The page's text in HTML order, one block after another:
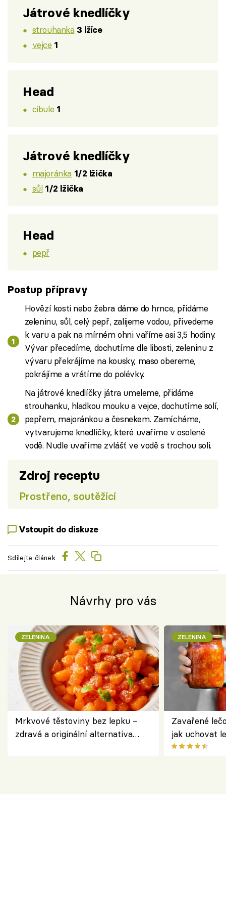
Játrové knedlíčky
strouhanka 3 lžíce
vejce 1
Head
cibule 1
Játrové knedlíčky
majoránka 1/2 lžička
sůl 1/2 lžička
Head
pepř
Postup přípravy
Hovězí kosti nebo žebra dáme do hrnce, přidáme
zeleninu, sůl, celý pepř, zalijeme vodou, přivedeme
k varu a pak na mírném ohni vaříme asi 3,5 hodiny.
Vývar přecedíme, dochutíme dle libosti, zeleninu z
vývaru překrájíme na kousky, maso obereme,
pokrájíme a vrátíme do polévky.
Na játrové knedlíčky játra umeleme, přidáme
strouhanku, hladkou mouku a vejce, dochutíme solí,
pepřem, majoránkou a česnekem. Zamícháme,
vytvarujeme knedlíčky, které uvaříme v osolené
vodě. Nudle uvaříme zvlášť ve vodě s trochou soli.
Zdroj receptu
Prostřeno, soutěžící
Vstoupit do diskuze
Sdílejte článek
Návrhy pro vás
ZELENINA
Mrkvové těstoviny bez lepku –
zdravá a originální alternativa
ZELENINA
Zavařené
jak uchovat